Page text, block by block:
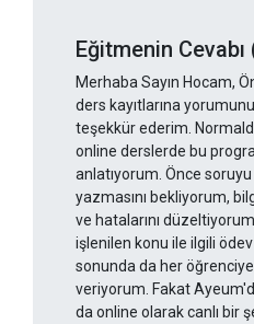
Eğitmenin
Merhaba Sayın Hocam,
ders kayıtlarına
teşekkür ederim.
online derslerde bu
anlatıyorum. Önce
yazmasını bekliyorum,
ve hatalarını
işlenilen konu ile ilgili
sonunda da her
veriyorum. Fakat
da online olarak canlı bir